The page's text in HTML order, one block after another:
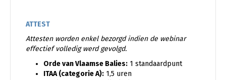
ATTEST
Attesten worden enkel bezorgd indien de webinar
effectief volledig werd gevolgd.
Orde van Vlaamse Balies: 1 standaardpunt
ITAA (categorie A): 1,5 uren